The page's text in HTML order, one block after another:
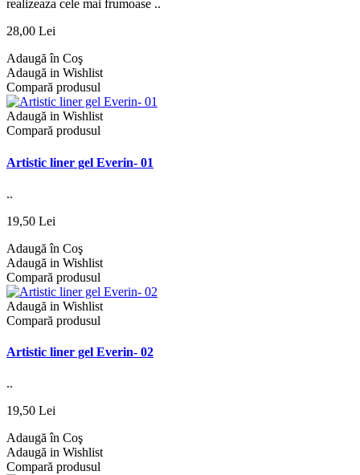
realizeaza cele mai frumoase ..
28,00 Lei
Adaugă în Coş
Adaugă in Wishlist
Compară produsul
Adaugă in Wishlist
Compară produsul
Artistic liner gel Everin- 01
..
19,50 Lei
Adaugă în Coş
Adaugă in Wishlist
Compară produsul
Adaugă in Wishlist
Compară produsul
Artistic liner gel Everin- 02
..
19,50 Lei
Adaugă în Coş
Adaugă in Wishlist
Compară produsul